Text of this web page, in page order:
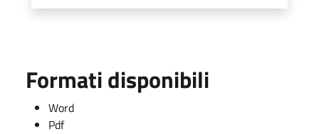
Formati disponibili
Word
Pdf